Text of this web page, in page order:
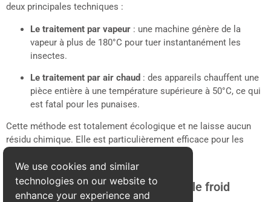
deux principales techniques :
Le traitement par vapeur : une machine génère de la
vapeur à plus de 180°C pour tuer instantanément les
insectes.
Le traitement par air chaud : des appareils chauffent une
pièce entière à une température supérieure à 50°C, ce qui
est fatal pour les punaises.
Cette méthode est totalement écologique et ne laisse aucun
résidu chimique. Elle est particulièrement efficace pour les
Traitement des punaises de lit par le froid
We use cookies and similar
technologies on our website to
enhance your experience and